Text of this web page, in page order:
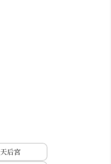
天后宮